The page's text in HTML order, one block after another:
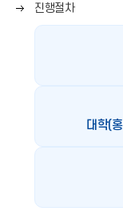
→
)
오
른
표
)
진행절차
대학(